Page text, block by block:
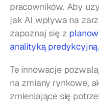
pracowników. Aby
jak AI wpływa na
zapoznaj się z
analityką predykcyjną.
Te innowacje
na zmiany rynkowe,
zmieniające się